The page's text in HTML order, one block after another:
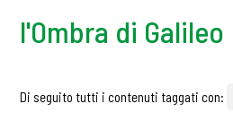
l'Ombra di Galileo
Di seguito tutti i contenuti taggati con: